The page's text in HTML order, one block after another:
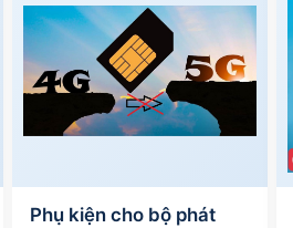
Phụ kiện cho bộ phát